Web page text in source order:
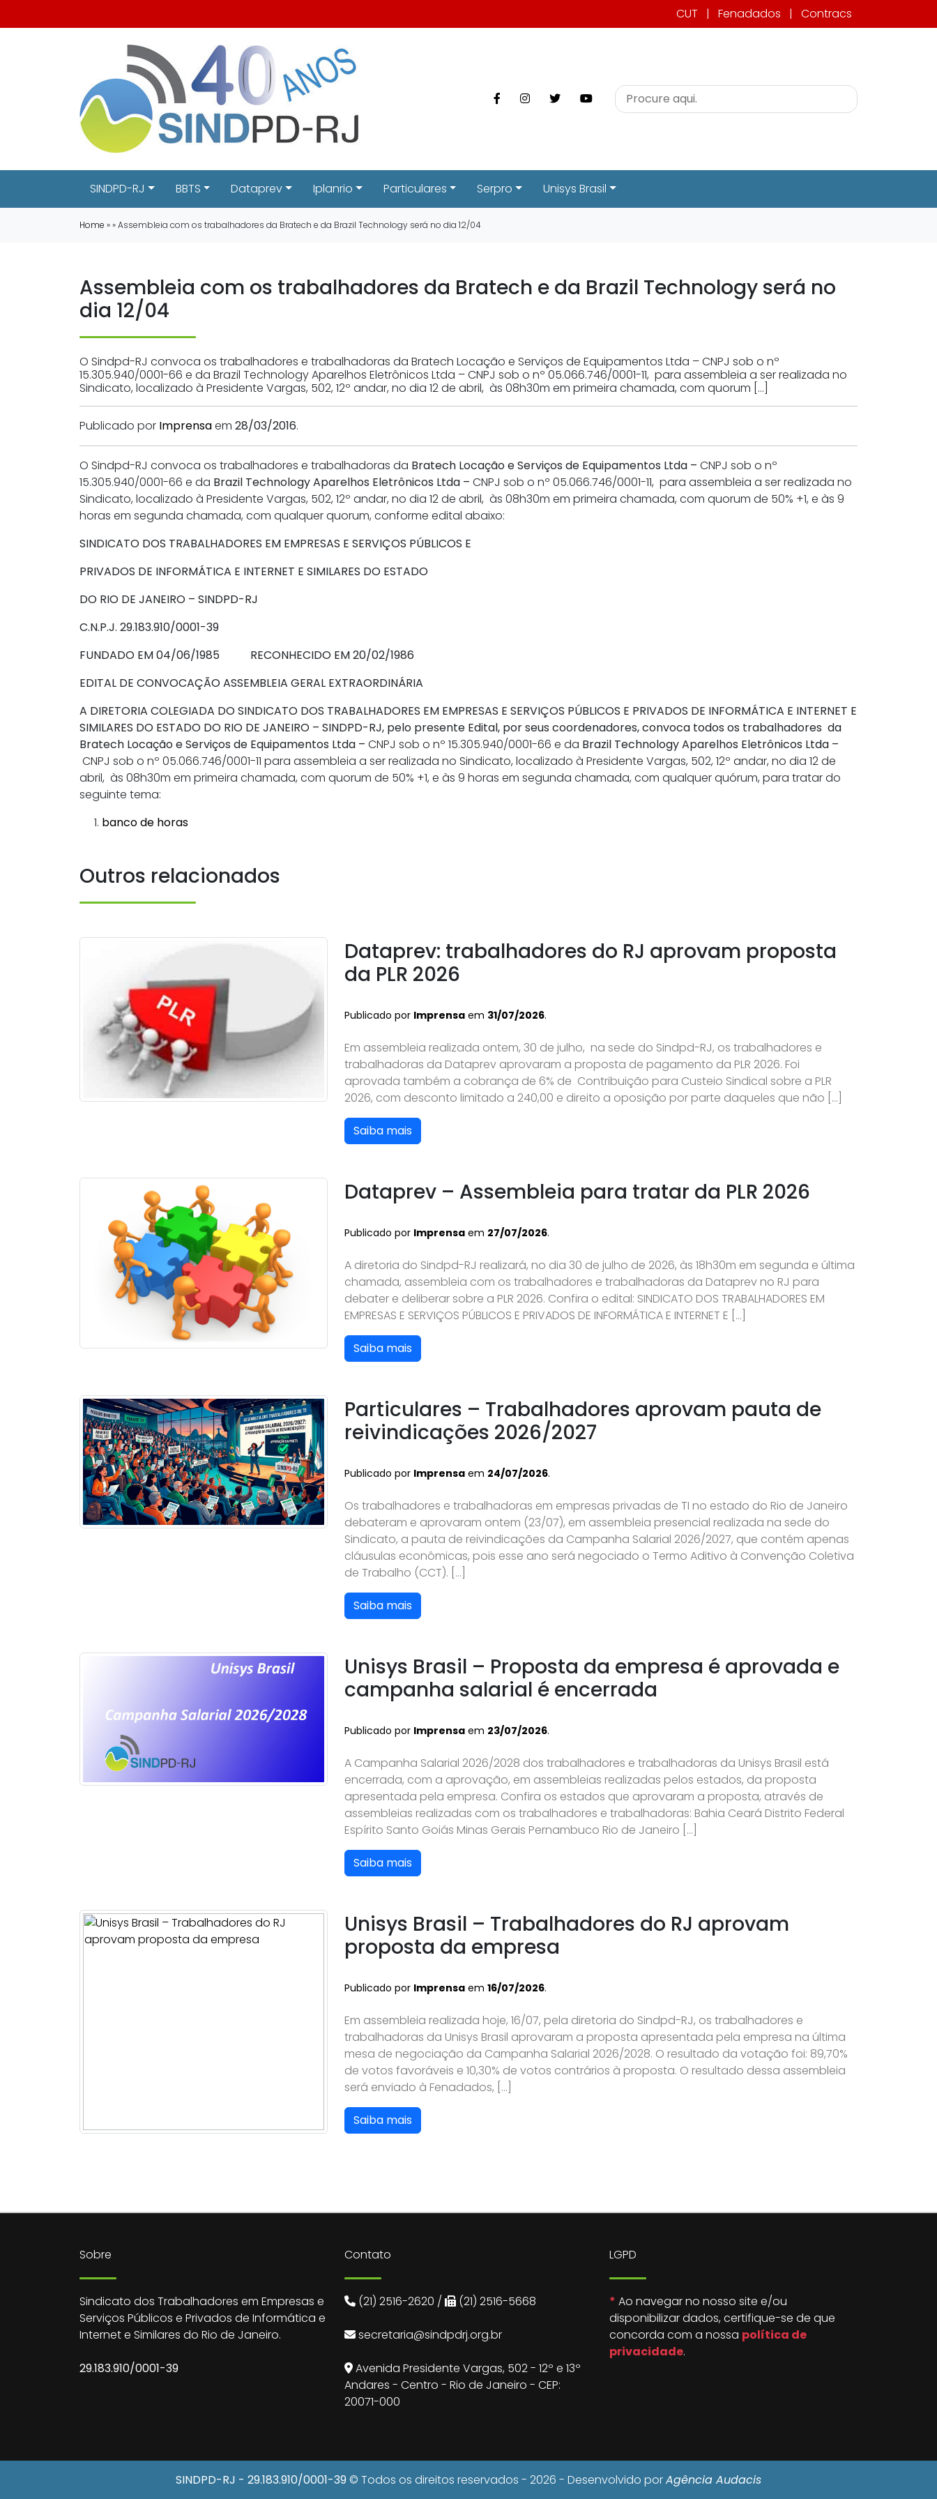
CUT | Fenadados | Contracs
SINDPD-RJ BBTS Dataprev Iplanrio Particulares Serpro Unisys Brasil
Home » » Assembleia com os trabalhadores da Bratech e da Brazil Technology será no dia 12/04
Assembleia com os trabalhadores da Bratech e da Brazil Technology será no
dia 12/04
O Sindpd-RJ convoca os trabalhadores e trabalhadoras da Bratech Locação e Serviços de Equipamentos Ltda – CNPJ sob o nº
15.305.940/0001-66 e da Brazil Technology Aparelhos Eletrônicos Ltda – CNPJ sob o nº 05.066.746/0001-11, para assembleia a ser realizada no
Sindicato, localizado à Presidente Vargas, 502, 12º andar, no dia 12 de abril, às 08h30m em primeira chamada, com quorum […]
Publicado por Imprensaem 28/03/2016.
O Sindpd-RJ convoca os trabalhadores e trabalhadoras da Bratech Locação e Serviços de Equipamentos Ltda – CNPJ sob o nº
15.305.940/0001-66 e da Brazil Technology Aparelhos Eletrônicos Ltda – CNPJ sob o nº 05.066.746/0001-11, para assembleia a ser realizada no
Sindicato, localizado à Presidente Vargas, 502, 12º andar, no dia 12 de abril, às 08h30m em primeira chamada, com quorum de 50% +1, e às 9
horas em segunda chamada, com qualquer quorum, conforme edital abaixo:
SINDICATO DOS TRABALHADORES EM EMPRESAS E SERVIÇOS PÚBLICOS E
PRIVADOS DE INFORMÁTICA E INTERNET E SIMILARES DO ESTADO
DO RIO DE JANEIRO – SINDPD-RJ
C.N.P.J. 29.183.910/0001-39
FUNDADO EM 04/06/1985 RECONHECIDO EM 20/02/1986
EDITAL DE CONVOCAÇÃO ASSEMBLEIA GERAL EXTRAORDINÁRIA
A DIRETORIA COLEGIADA DO SINDICATO DOS TRABALHADORES EM EMPRESAS E SERVIÇOS PÚBLICOS E PRIVADOS DE INFORMÁTICA E INTERNET E
SIMILARES DO ESTADO DO RIO DE JANEIRO – SINDPD-RJ, pelo presente Edital, por seus coordenadores, convoca todos os trabalhadores da
Bratech Locação e Serviços de Equipamentos Ltda – CNPJ sob o nº 15.305.940/0001-66 e da Brazil Technology Aparelhos Eletrônicos Ltda –
CNPJ sob o nº 05.066.746/0001-11 para assembleia a ser realizada no Sindicato, localizado à Presidente Vargas, 502, 12º andar, no dia 12 de
abril, às 08h30m em primeira chamada, com quorum de 50% +1, e às 9 horas em segunda chamada, com qualquer quórum, para tratar do
seguinte tema:
banco de horas
Outros relacionados
Dataprev: trabalhadores do RJ aprovam proposta
da PLR 2026
Publicado por Imprensa em 31/07/2026.
Em assembleia realizada ontem, 30 de julho, na sede do Sindpd-RJ, os trabalhadores e
trabalhadoras da Dataprev aprovaram a proposta de pagamento da PLR 2026. Foi
aprovada também a cobrança de 6% de Contribuição para Custeio Sindical sobre a PLR
2026, com desconto limitado a 240,00 e direito a oposição por parte daqueles que não […]
Saiba mais
Dataprev – Assembleia para tratar da PLR 2026
Publicado por Imprensa em 27/07/2026.
A diretoria do Sindpd-RJ realizará, no dia 30 de julho de 2026, às 18h30m em segunda e última
chamada, assembleia com os trabalhadores e trabalhadoras da Dataprev no RJ para
debater e deliberar sobre a PLR 2026. Confira o edital: SINDICATO DOS TRABALHADORES EM
EMPRESAS E SERVIÇOS PÚBLICOS E PRIVADOS DE INFORMÁTICA E INTERNET E […]
Saiba mais
Particulares – Trabalhadores aprovam pauta de
reivindicações 2026/2027
Publicado por Imprensa em 24/07/2026.
Os trabalhadores e trabalhadoras em empresas privadas de TI no estado do Rio de Janeiro
debateram e aprovaram ontem (23/07), em assembleia presencial realizada na sede do
Sindicato, a pauta de reivindicações da Campanha Salarial 2026/2027, que contém apenas
cláusulas econômicas, pois esse ano será negociado o Termo Aditivo à Convenção Coletiva
de Trabalho (CCT). […]
Saiba mais
Unisys Brasil – Proposta da empresa é aprovada e
campanha salarial é encerrada
Publicado por Imprensa em 23/07/2026.
A Campanha Salarial 2026/2028 dos trabalhadores e trabalhadoras da Unisys Brasil está
encerrada, com a aprovação, em assembleias realizadas pelos estados, da proposta
apresentada pela empresa. Confira os estados que aprovaram a proposta, através de
assembleias realizadas com os trabalhadores e trabalhadoras: Bahia Ceará Distrito Federal
Espírito Santo Goiás Minas Gerais Pernambuco Rio de Janeiro […]
Saiba mais
Unisys Brasil – Trabalhadores do RJ aprovam
proposta da empresa
Publicado por Imprensa em 16/07/2026.
Em assembleia realizada hoje, 16/07, pela diretoria do Sindpd-RJ, os trabalhadores e
trabalhadoras da Unisys Brasil aprovaram a proposta apresentada pela empresa na última
mesa de negociação da Campanha Salarial 2026/2028. O resultado da votação foi: 89,70%
de votos favoráveis e 10,30% de votos contrários à proposta. O resultado dessa assembleia
será enviado à Fenadados, […]
Saiba mais
Sobre
Sindicato dos Trabalhadores em Empresas e
Serviços Públicos e Privados de Informática e
Internet e Similares do Rio de Janeiro.
29.183.910/0001-39
Contato
(21) 2516-2620 / (21) 2516-5668
secretaria@sindpdrj.org.br
Avenida Presidente Vargas, 502 - 12º e 13º
Andares - Centro - Rio de Janeiro - CEP:
20071-000
LGPD
* Ao navegar no nosso site e/ou
disponibilizar dados, certifique-se de que
concorda com a nossa política de
privacidade.
SINDPD-RJ - 29.183.910/0001-39 © Todos os direitos reservados - 2026 - Desenvolvido porAgência Audacis